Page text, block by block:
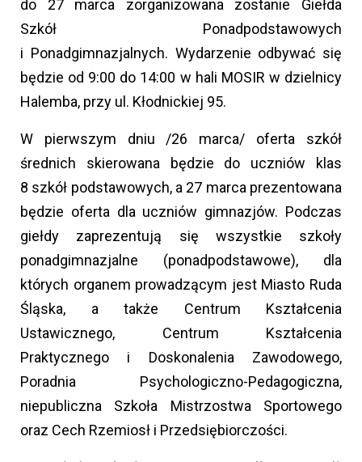
do 27 marca zorganizowana zostanie Giełda
Szkół Ponadpodstawowych
i Ponadgimnazjalnych. Wydarzenie odbywać się
będzie od 9:00 do 14:00 w hali MOSIR w dzielnicy
Halemba, przy ul. Kłodnickiej 95.
W pierwszym dniu /26 marca/ oferta szkół
średnich skierowana będzie do uczniów klas
8 szkół podstawowych, a 27 marca prezentowana
będzie oferta dla uczniów gimnazjów. Podczas
giełdy zaprezentują się wszystkie szkoły
ponadgimnazjalne (ponadpodstawowe), dla
których organem prowadzącym jest Miasto Ruda
Śląska, a także Centrum Kształcenia
Ustawicznego, Centrum Kształcenia
Praktycznego i Doskonalenia Zawodowego,
Poradnia Psychologiczno-Pedagogiczna,
niepubliczna Szkoła Mistrzostwa Sportowego
oraz Cech Rzemiosł i Przedsiębiorczości.